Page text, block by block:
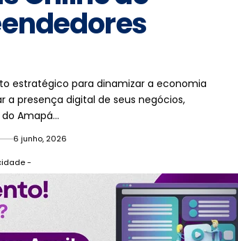
estratégico para dinamizar a economia
a presença digital de seus negócios,
Amapá…
6 junho, 2026
-